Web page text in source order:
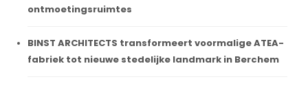
ontmoetingsruimtes
BINST ARCHITECTS transformeert voormalige ATEA-
fabriek tot nieuwe stedelijke landmark in Berchem